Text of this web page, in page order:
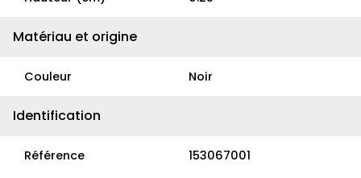
Matériau et origine
Couleur Noir
Identification
Référence 153067001